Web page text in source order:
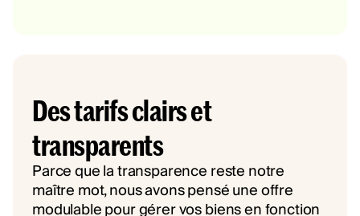
Des tarifs clairs et
transparents
Parce que la transparence reste notre
maître mot, nous avons pensé une offre
modulable pour gérer vos biens en fonction